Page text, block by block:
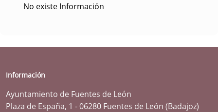
No existe Información
Información
Ayuntamiento de Fuentes de León
Plaza de España, 1 - 06280 Fuentes de León (Badajoz)